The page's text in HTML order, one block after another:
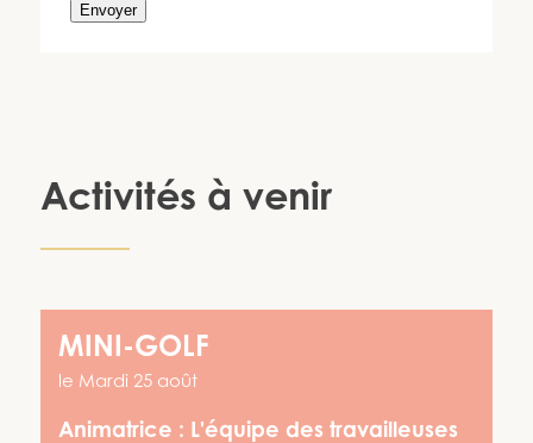
Envoyer
Activités à venir
MINI-GOLF
le Mardi 25 août
Animatrice : L'équipe des travailleuses